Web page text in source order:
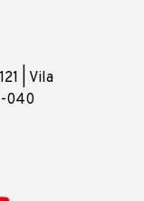
| Vila
040